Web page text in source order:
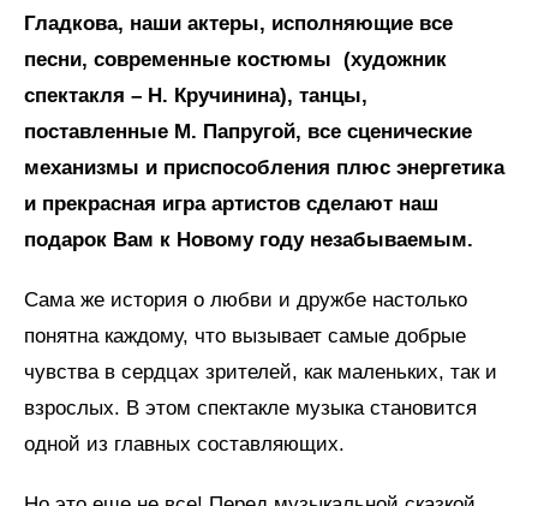
Гладкова, наши актеры, исполняющие все
песни, современные костюмы (художник
спектакля – Н. Кручинина), танцы,
поставленные М. Папругой, все сценические
механизмы и приспособления плюс энергетика
и прекрасная игра артистов сделают наш
подарок Вам к Новому году незабываемым.
Сама же история о любви и дружбе настолько
понятна каждому, что вызывает самые добрые
чувства в сердцах зрителей, как маленьких, так и
взрослых. В этом спектакле музыка становится
одной из главных составляющих.